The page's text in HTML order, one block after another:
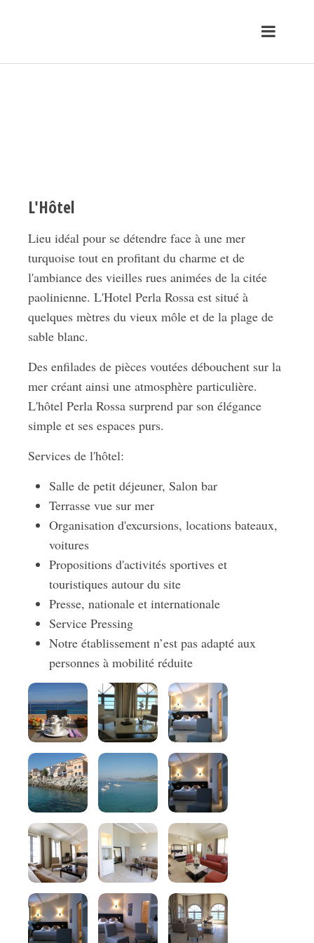
L'Hôtel
Lieu idéal pour se détendre face à une mer
turquoise tout en profitant du charme et de
l'ambiance des vieilles rues animées de la citée
paolinienne. L'Hotel Perla Rossa est situé à
quelques mètres du vieux môle et de la plage de
sable blanc.
Des enfilades de pièces voutées débouchent sur la
mer créant ainsi une atmosphère particulière.
L'hôtel Perla Rossa surprend par son élégance
simple et ses espaces purs.
Services de l'hôtel:
Salle de petit déjeuner, Salon bar
Terrasse vue sur mer
Organisation d'excursions, locations bateaux,
voitures
Propositions d'activités sportives et
touristiques autour du site
Presse, nationale et internationale
Service Pressing
Notre établissement n’est pas adapté aux
personnes à mobilité réduite